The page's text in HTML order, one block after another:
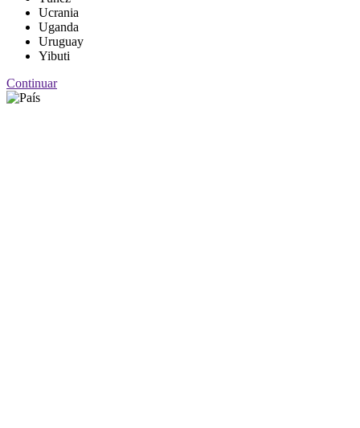
Ucrania
Uganda
Uruguay
Yibuti
Continuar